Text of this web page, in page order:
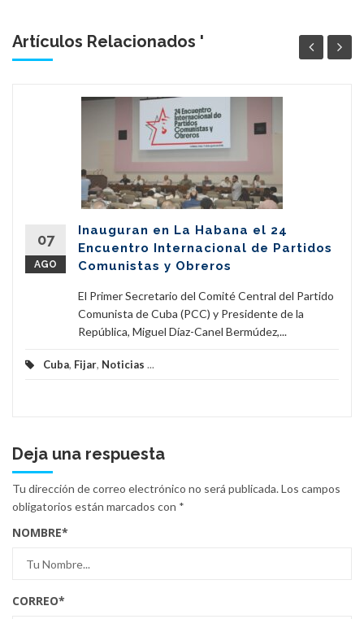
Artículos Relacionados '
07
AGO
Inauguran en La Habana el 24
Encuentro Internacional de Partidos
Comunistas y Obreros
El Primer Secretario del Comité Central del Partido
Comunista de Cuba (PCC) y Presidente de la
República, Miguel Díaz-Canel Bermúdez,...
Cuba, Fijar, Noticias ...
Deja una respuesta
Tu dirección de correo electrónico no será publicada.Los campos
obligatorios están marcados con *
NOMBRE*
CORREO*